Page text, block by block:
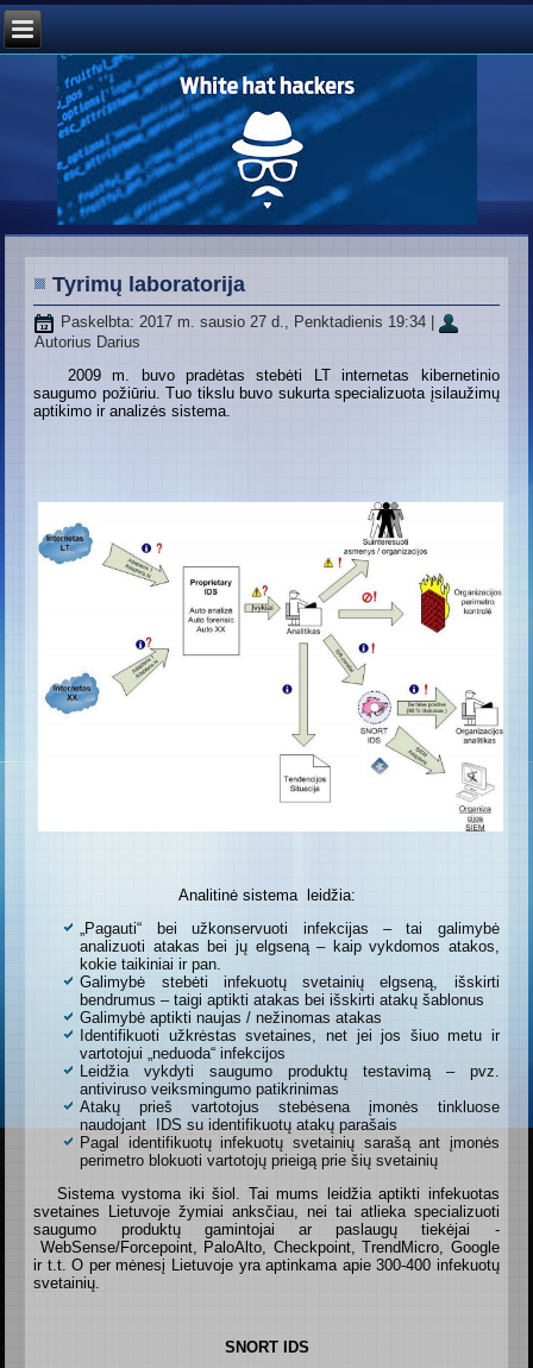
Tyrimų laboratorija
Paskelbta: 2017 m. sausio 27 d., Penktadienis 19:34
Autorius Darius
2009 m. buvo pradėtas stebėti LT internetas kibernetinio
saugumo požiūriu. Tuo tikslu buvo sukurta specializuota įsilaužimų
aptikimo ir analizės sistema.
Analitinė sistema leidžia:
„Pagauti“ bei užkonservuoti infekcijas – tai galimybė
analizuoti atakas bei jų elgseną – kaip vykdomos atakos,
kokie taikiniai ir pan.
Galimybė stebėti infekuotų svetainių elgseną, išskirti
bendrumus – taigi aptikti atakas bei išskirti atakų šablonus
Galimybė aptikti naujas / nežinomas atakas
Identifikuoti užkrėstas svetaines, net jei jos šiuo metu ir
vartotojui „neduoda“ infekcijos
Leidžia vykdyti saugumo produktų testavimą – pvz.
antiviruso veiksmingumo patikrinimas
Atakų prieš vartotojus stebėsena įmonės tinkluose
naudojant IDS su identifikuotų atakų parašais
Pagal identifikuotų infekuotų svetainių sarašą ant įmonės
perimetro blokuoti vartotojų prieigą prie šių svetainių
Sistema vystoma iki šiol. Tai mums leidžia aptikti infekuotas
svetaines Lietuvoje žymiai anksčiau, nei tai atlieka specializuoti
saugumo produktų gamintojai ar paslaugų tiekėjai -
WebSense/Forcepoint, PaloAlto, Checkpoint, TrendMicro, Google
ir t.t. O per mėnesį Lietuvoje yra aptinkama apie 300-400 infekuotų
svetainių.
SNORT IDS